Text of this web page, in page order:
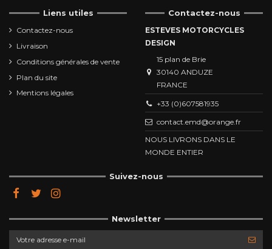
Liens utiles
Contactez-nous
Livraison
Conditions générales de vente
Plan du site
Mentions légales
Contactez-nous
ESTEVES MOTORCYCLES
DESIGN
15 plan de Brie
30140 ANDUZE
FRANCE
+33 (0)607581935
contact.emd@orange.fr
NOUS LIVRONS DANS LE
MONDE ENTIER
Suivez-nous
Newsletter